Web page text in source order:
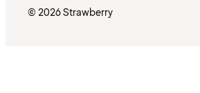
© 2026 Strawberry